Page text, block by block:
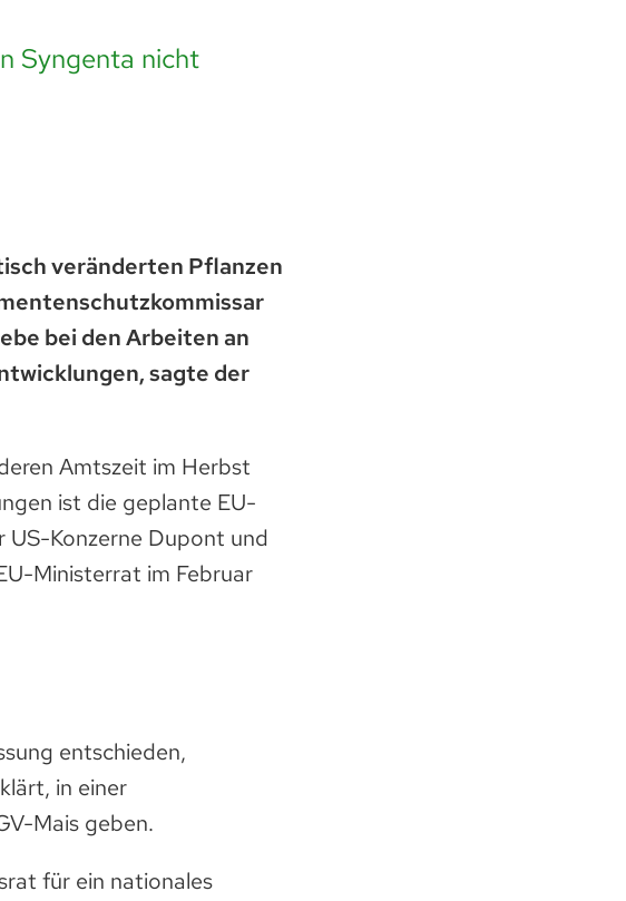
Syngenta nicht
veränderten Pflanzen
bei den Arbeiten an
sagte der
Amtszeit im Herbst
ist die geplante EU-
US-Konzerne Dupont und
Ministerrat im Februar
entschieden,
in einer
Mais geben.
für ein nationales